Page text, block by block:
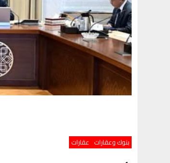
بنوك وعقارات عقارات